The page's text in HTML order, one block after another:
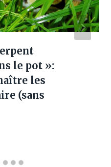
le pot »:
les
(sans